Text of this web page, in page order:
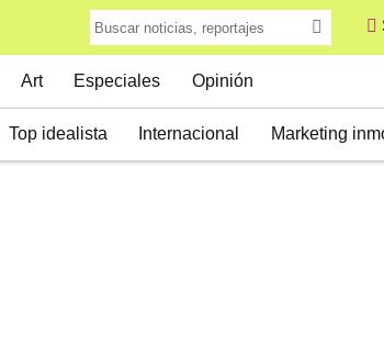
Top idealista Internacional Marketing
Art Especiales Opinión